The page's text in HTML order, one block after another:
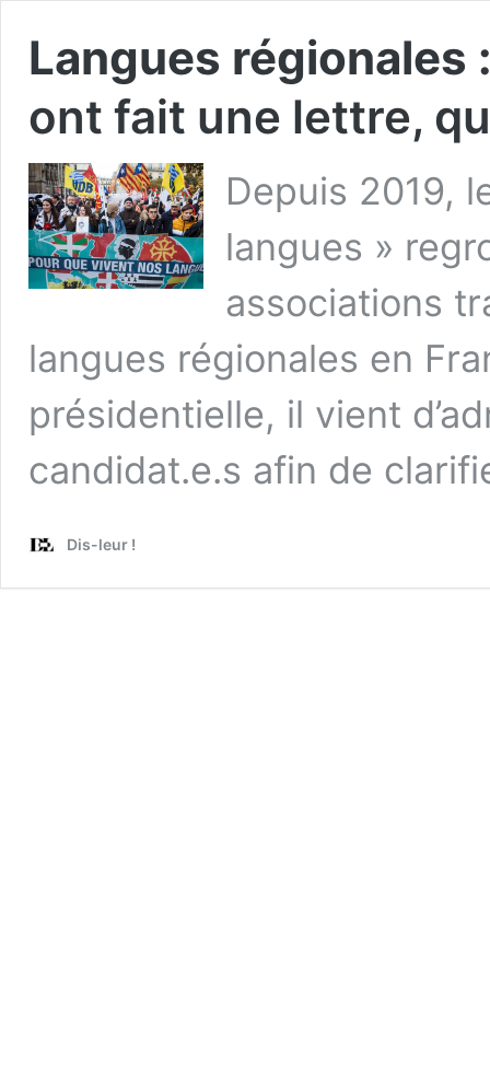
Langues régionales
ont fait une lettre,
Depuis 2019,
langues »
associations
langues régionales en
présidentielle, il vient
candidat.e.s afin de
Dis-leur !